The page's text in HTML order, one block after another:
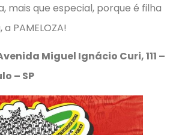
mais que especial, porque é filha
PAMELOZA!
Miguel Ignácio Curi, 111 –
– SP